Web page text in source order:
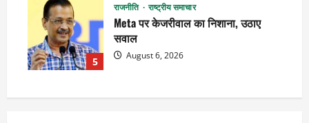
5
राजनीति राष्ट्रीय समाचार
Meta पर केजरीवाल का निशाना, उठाए
सवाल
August 6, 2026